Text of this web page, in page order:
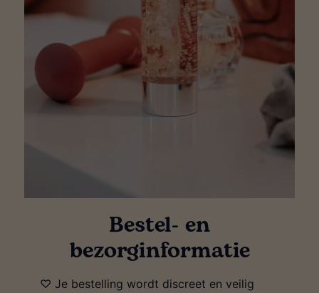
Bestel- en
bezorginformatie
♡ Je bestelling wordt discreet en veilig